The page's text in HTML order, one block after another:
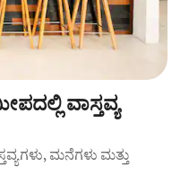
ವಾಸ್ತವ್ಯ
ಮನೆಗಳು ಮತ್ತು